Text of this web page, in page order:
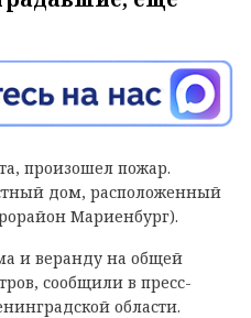
произошел пожар.
дом, расположенный
Мариенбург).
и веранду на общей
сообщили в пресс-
области.